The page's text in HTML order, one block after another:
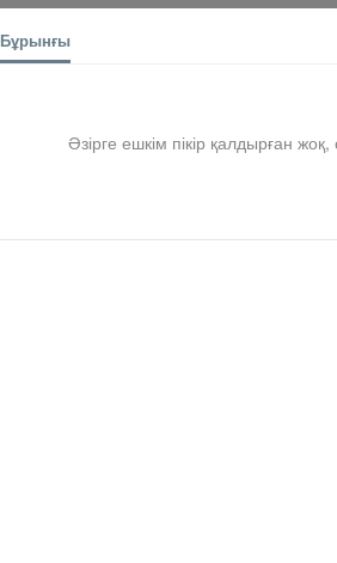
Бұрынғы
Әзірге ешкім пікір қалдырған жоқ,